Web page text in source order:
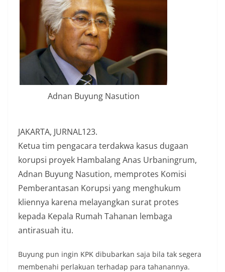
Adnan Buyung Nasution
JAKARTA, JURNAL123.
Ketua tim pengacara terdakwa kasus dugaan
korupsi proyek Hambalang Anas Urbaningrum,
Adnan Buyung Nasution, memprotes Komisi
Pemberantasan Korupsi yang menghukum
kliennya karena melayangkan surat protes
kepada Kepala Rumah Tahanan lembaga
antirasuah itu.
Buyung pun ingin KPK dibubarkan saja bila tak segera
membenahi perlakuan terhadap para tahanannya.